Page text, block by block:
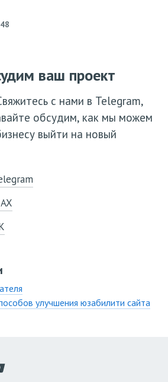
ваш проект
с нами в Telegram,
обсудим, как мы можем
выйти на новый
улучшения юзабилити сайта